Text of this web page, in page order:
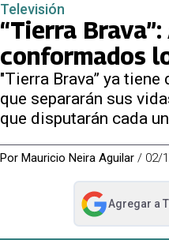
Televisión
“Tierra
conformados
"Tierra Brava” ya
que separarán sus
que disputarán cada
Por Mauricio Neira Aguilar / 02/
Agregar a
abre en nueva